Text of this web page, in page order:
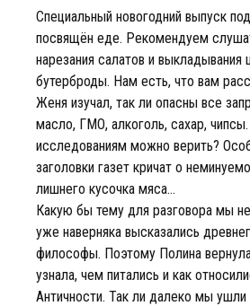
Специальный новогодний выпуск
посвящён еде. Рекомендуем
нарезания салатов и выкладывания
бутерброды. Нам есть, что вам
Женя изучал, так ли опасны все
масло, ГМО, алкоголь, сахар,
исследованиям можно верить?
заголовки газет кричат о
лишнего кусочка мяса...
Какую бы тему для разговора мы
уже наверняка высказались
философы. Поэтому Полина
узнала, чем питались и как
Античности. Так ли далеко мы ушли